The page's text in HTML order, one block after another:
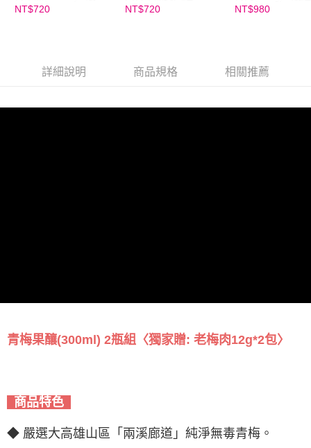
〈獨家贈: 老梅肉
NT$720
(300ml)〈獨家贈: 老梅
NT$720
家贈: 老梅肉
NT$980
詳細說明 商品規格 相關推薦
青梅果釀(300ml) 2瓶組〈獨家贈: 老梅肉12g*2包〉
商品特色
◆ 嚴選大高雄山區「兩溪廊道」純淨無毒青梅。